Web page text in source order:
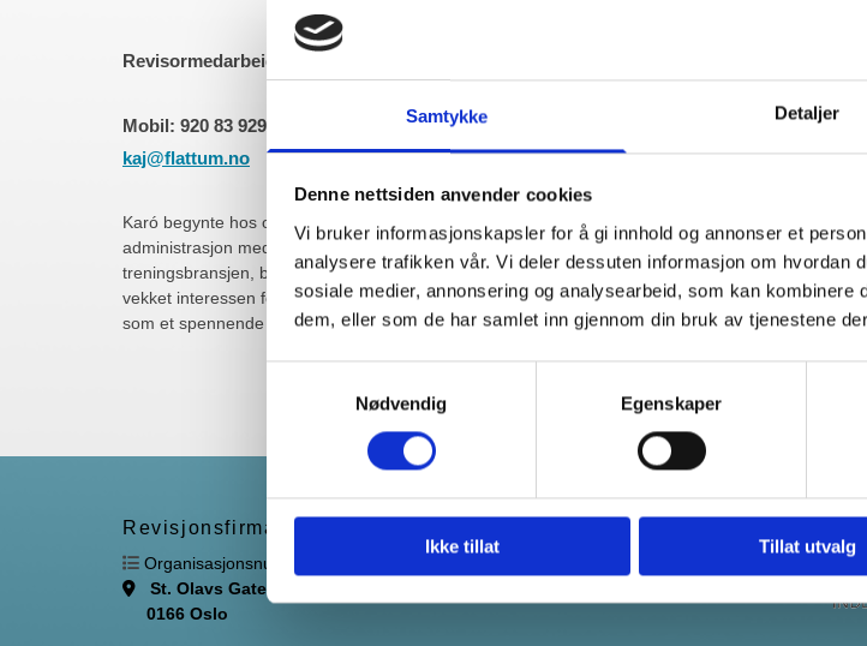
Samtykke Detaljer
Denne nettsiden anvender cookies
Vi bruker informasjonskapsler for å gi innhold og annonser et
analysere trafikken vår. Vi deler dessuten informasjon om hvordan
sosiale medier, annonsering og analysearbeid, som kan kombinere
dem, eller som de har samlet inn gjennom din bruk av tjenestene
Nødvendig
Egenskaper
Ikke tillat Tillat utvalg
Revisormedarbeider
Mobil: 920 83 929
kaj@flattum.no
Karó begynte hos oss høsten 2025 etter å ha gjennomført en bachelorgrad ved OsloMet i
administrasjon med profil i regnskap. Før hun startet på studiene, jobbet Karó flere år i
treningsbransjen, både som leder for personlig trening og som personlig trener. Rollen som leder
vekket interessen for å ta utdanning innen økonomi, noe som senere førte henne videre til
som et spennende og interessant arbeidsfelt.
Revisjonsfirmaet Flattum & Co AS
 Organisasjonsnummer 894 934 352

St. Olavs Gate 25
0166 Oslo